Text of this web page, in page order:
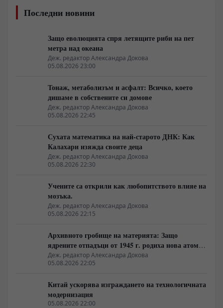
Последни новини
Защо еволюцията спря летящите риби на пет
метра над океана
Деж. редактор Александра Докова
05.08.2026 23:00
Тонаж, метаболизъм и асфалт: Всичко, което
дишаме в собствените си домове
Деж. редактор Александра Докова
05.08.2026 22:45
Сухата математика на най-старото ДНК: Как
Калахари изяжда своите деца
Деж. редактор Александра Докова
05.08.2026 22:30
Учените са открили как любопитството влияе на
мозъка.
Деж. редактор Александра Докова
05.08.2026 22:15
Архивното гробище на материята: Защо
ядрените отпадъци от 1945 г. родиха нова атомна
архитектура
Деж. редактор Александра Докова
05.08.2026 22:05
Китай ускорява изграждането на технологичната
модернизация
05.08.2026 22:00